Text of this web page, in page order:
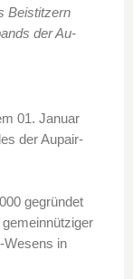
Beistitzern
der Au-
01. Januar
der Aupair-
gegründet
Wesens in